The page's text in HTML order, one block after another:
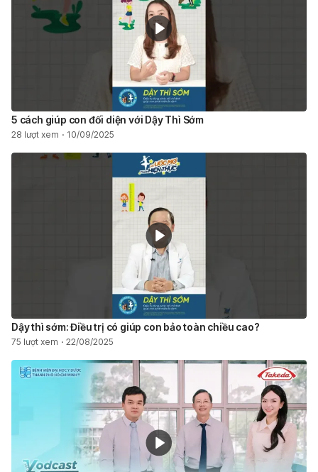
5 cách giúp con đối diện với Dậy Thì Sớm
28 lượt xem 10/09/2025
Dậy thì sớm: Điều trị có giúp con bảo toàn chiều cao?
75 lượt xem 22/08/2025